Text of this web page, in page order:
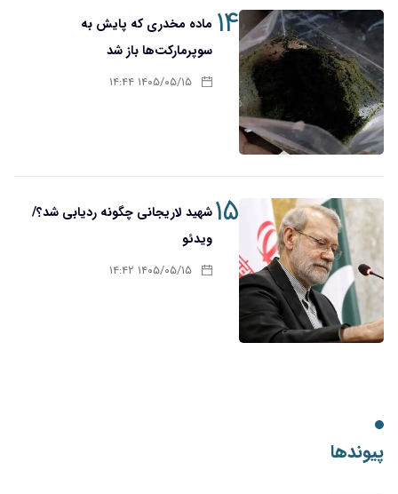
۱۴ ماده مخدری که پایش به
سوپرمارکت‌ها باز شد
۱۴۰۵/۰۵/۱۵ ۱۴:۴۴
۱۵شهید لاریجانی چگونه ردیابی شد؟/
ویدئو
۱۴۰۵/۰۵/۱۵ ۱۴:۴۲
پیوندها